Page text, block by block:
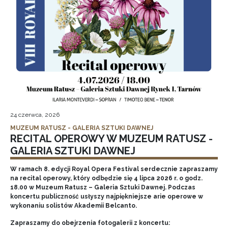
24 czerwca, 2026
MUZEUM RATUSZ - GALERIA SZTUKI DAWNEJ
RECITAL OPEROWY W MUZEUM RATUSZ -
GALERIA SZTUKI DAWNEJ
W ramach 8. edycji Royal Opera Festival serdecznie zapraszamy
na recital operowy, który odbędzie się 4 lipca 2026 r. o godz.
18.00 w Muzeum Ratusz – Galeria Sztuki Dawnej. Podczas
koncertu publiczność usłyszy najpiękniejsze arie operowe w
wykonaniu solistów Akademii Belcanto.
Zapraszamy do obejrzenia fotogalerii z koncertu: